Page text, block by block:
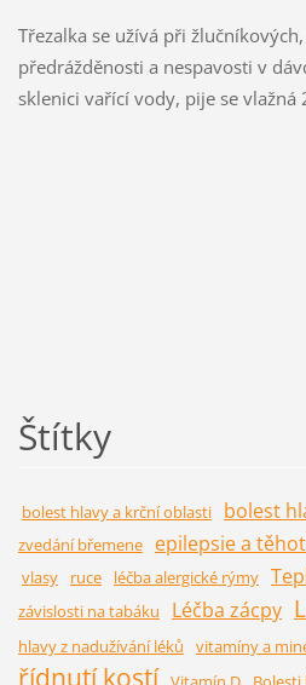
Třezalka se užívá při
předrážděnosti a nespavosti v
sklenici vařící vody, pije se vlažná
Štítky
bolest hlavy a krční oblasti bolest
zvedání břemene
epilepsie a
vlasy
ruce léčba alergické rýmy
závislosti na tabáku
Léčba zácpy
hlavy z nadužívání léků
vitamíny a
řídnutí kostí